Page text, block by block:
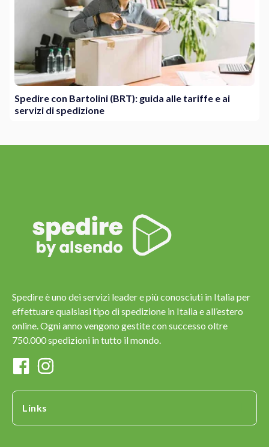
Spedire con Bartolini (BRT): guida alle tariffe e ai
servizi di spedizione
Spedire è uno dei servizi leader e più conosciuti in Italia per
effettuare qualsiasi tipo di spedizione in Italia e all’estero
online. Ogni anno vengono gestite con successo oltre
750.000 spedizioni in tutto il mondo.
Links